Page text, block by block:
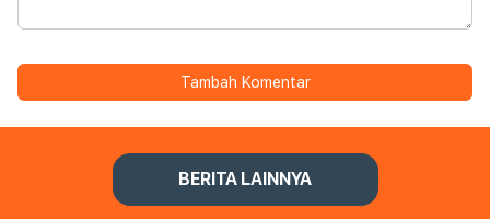
Tambah Komentar
BERITA LAINNYA